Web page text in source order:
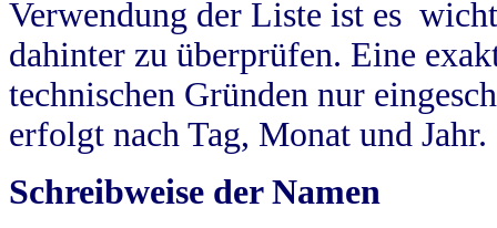
Verwendung der Liste ist es
dahinter zu überprüfen. Eine
technischen Gründen nur
erfolgt nach Tag, Monat und Jahr.
Schreibweise der Namen